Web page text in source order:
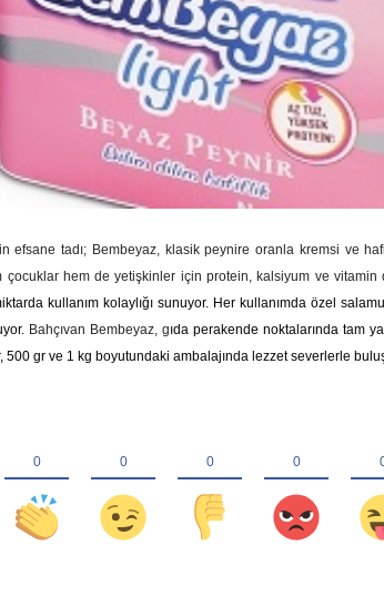
efsane tadı; Bembeyaz, klasik peynire oranla kremsi ve
çocuklar hem de yetişkinler için protein, kalsiyum ve vitamin
kullanım kolaylığı sunuyor. Her kullanımda özel
Bahçıvan Bembeyaz, gıda perakende noktalarında tam
500 gr ve 1 kg boyutundaki ambalajında lezzet severlerle